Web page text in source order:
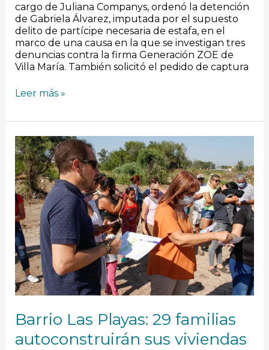
cargo de Juliana Companys, ordenó la detención
de Gabriela Álvarez, imputada por el supuesto
delito de partícipe necesaria de estafa, en el
marco de una causa en la que se investigan tres
denuncias contra la firma Generación ZOE de
Villa María. También solicitó el pedido de captura
Leer más »
Barrio Las Playas: 29 familias
autoconstruirán sus viviendas
Barrio
Las
Playas:
29
familias
autoconstruirán
sus
viviendas